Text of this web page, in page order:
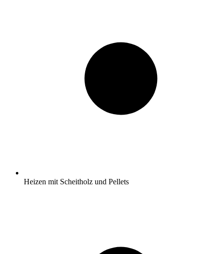
Heizen mit Scheitholz und Pellets